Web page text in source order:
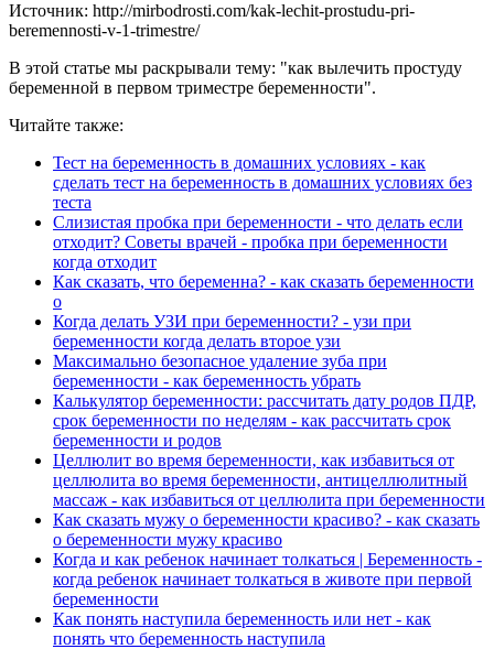
Источник: http://mirbodrosti.com/kak-lechit-prostudu-pri-
beremennosti-v-1-trimestre/
В этой статье мы раскрывали тему: "как вылечить простуду
беременной в первом триместре беременности".
Читайте также:
Тест на беременность в домашних условиях - как
сделать тест на беременность в домашних условиях без
теста
Слизистая пробка при беременности - что делать если
отходит? Советы врачей - пробка при беременности
когда отходит
Как сказать, что беременна? - как сказать беременности
о
Когда делать УЗИ при беременности? - узи при
беременности когда делать второе узи
Максимально безопасное удаление зуба при
беременности - как беременность убрать
Калькулятор беременности: рассчитать дату родов ПДР,
срок беременности по неделям - как рассчитать срок
беременности и родов
Целлюлит во время беременности, как избавиться от
целлюлита во время беременности, антицеллюлитный
массаж - как избавиться от целлюлита при беременности
Как сказать мужу о беременности красиво? - как сказать
о беременности мужу красиво
Когда и как ребенок начинает толкаться | Беременность -
когда ребенок начинает толкаться в животе при первой
беременности
Как понять наступила беременность или нет - как
понять что беременность наступила